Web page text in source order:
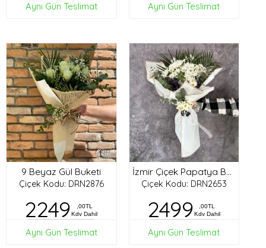
Aynı Gün Teslimat Aynı Gün Teslimat
9 Beyaz Gül Buketi
Çiçek Kodu: DRN2876
2249
,00TL
Kdv Dahil
Aynı Gün Teslimat
İzmir Çiçek Papatya Buketi
Çiçek Kodu: DRN2653
2499
,00TL
Kdv Dahil
Aynı Gün Teslimat